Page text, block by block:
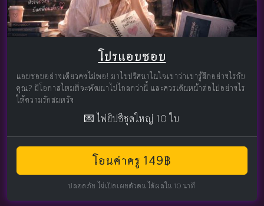
โปรแอบชอบ
แอบชอบอย่างเดียวคงไม่พอ! มาไขปริศนาในใจเขาว่าเขารู้สึกอย่างไรกับ
คุณ? มีโอกาสไหมที่จะพัฒนาไปไกลกว่านี้ และควรเดินหน้าต่อไปอย่างไร
ให้ความรักสมหวัง
💌 ไพ่ยิปซีชุดใหญ่ 10 ใบ
โอนค่าครู 149฿
ปลอดภัย ไม่เปิดเผยตัวตน ได้ผลใน 10 นาที